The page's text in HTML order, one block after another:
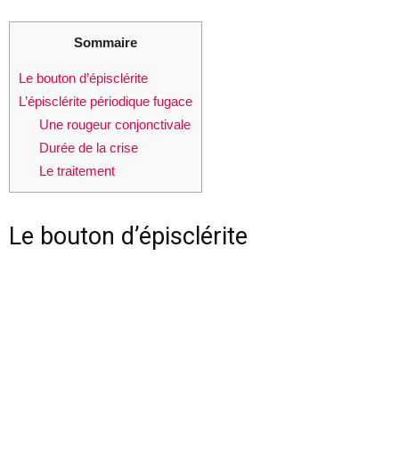
Sommaire
Le bouton d’épisclérite
L’épisclérite périodique fugace
Une rougeur conjonctivale
Durée de la crise
Le traitement
Le bouton d’épisclérite